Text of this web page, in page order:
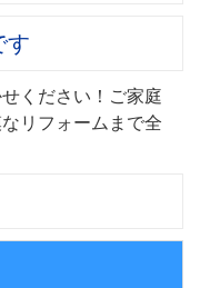
す
ください！ご家庭
リフォームまで全